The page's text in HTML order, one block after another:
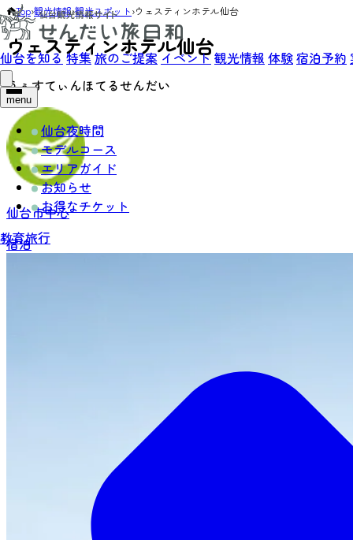
仙台を知る 特集旅のご提案 イベント観光情報 体験宿泊予約
menu
仙台夜時間
モデルコース
エリアガイド
お知らせ
お得なチケット
教育旅行
Top›観光情報›観光スポット›ウェスティンホテル仙台
ウェスティンホテル仙台
うぇすてぃんほてるせんだい
仙台市中心
宿泊